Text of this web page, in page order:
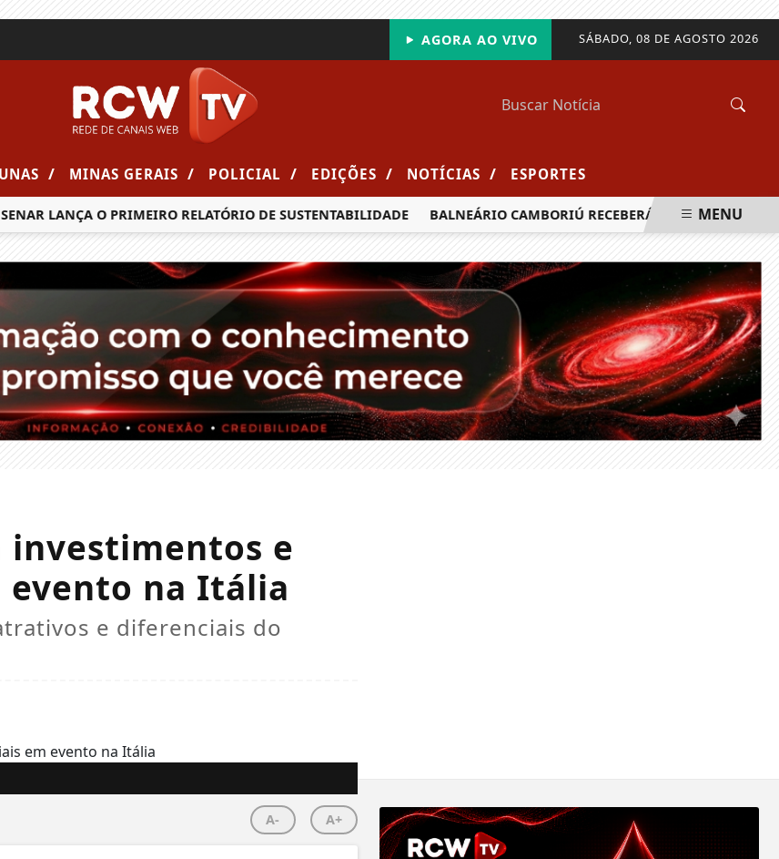
SÁBADO, 08 DE AGOSTO 2026
AGORA AO VIVO
/ MINAS GERAIS / POLICIAL / EDIÇÕES / NOTÍCIAS / ESPORTES
LANÇA O PRIMEIRO RELATÓRIO DE SUSTENTABILIDADE BALNEÁRIO CAMBORIÚ RECEBERÁ MAIS DE 120MENU
investimentos e
evento na Itália
e diferenciais do
A- A+